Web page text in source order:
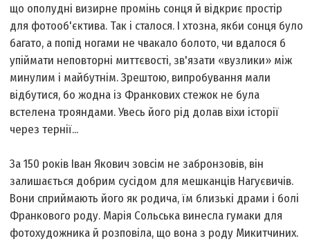
що ополудні визирне промінь сонця й відкриє простір
для фотооб'єктива. Так і сталося. І хтозна, якби сонця було
багато, а попід ногами не чвакало болото, чи вдалося б
упіймати неповторні миттєвості, зв'язати «вузлики» між
минулим і майбутнім. Зрештою, випробування мали
відбутися, бо жодна із Франкових стежок не була
встелена трояндами. Увесь його рід долав віхи історії
через тернії...
За 150 років Іван Якович зовсім не забронзовів, він
залишається добрим сусідом для мешканців Нагуєвичів.
Вони сприймають його як родича, їм близькі драми і болі
Франкового роду. Марія Сольська винесла гумаки для
фотохудожника й розповіла, що вона з роду Микитчиних.